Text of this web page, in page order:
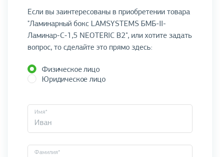
Если вы заинтересованы в приобретении товара
"Ламинарный бокс LAMSYSTEMS БМБ-II-
Ламинар-С-1,5 NEOTERIC В2", или хотите задать
вопрос, то сделайте это прямо здесь:
Физическое лицо
Юридическое лицо
Имя*
Фамилия*